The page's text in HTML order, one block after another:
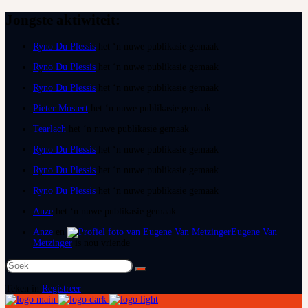
Ryno Du Plessis
Ryno Du Plessis
Ryno Du Plessis
Pieter Mostert
Tearlach
Ryno Du Plessis
Ryno Du Plessis
Ryno Du Plessis
Anze
Anze
Eugene Van
Metzinger
Soek
na:
Registreer